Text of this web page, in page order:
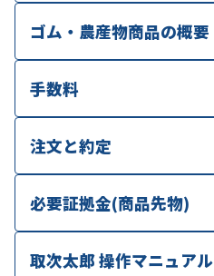
ゴム・農産物商品の概要
手数料
注文と約定
必要証拠金(商品先物)
取次太郎 操作マニュアル